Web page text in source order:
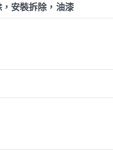
安裝拆除，油漆